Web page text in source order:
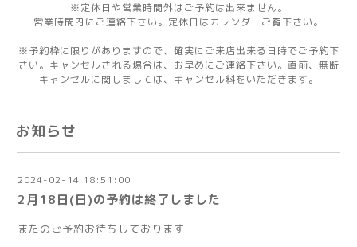
※定休日や営業時間外はご予約は出来ません。
営業時間内にご連絡下さい。定休日はカレンダーご覧下さい。
※予約枠に限りがありますので、確実にご来店出来る日時でご予約下
さい。キャンセルされる場合は、お早めにご連絡下さい。直前、無断
キャンセルに関しましては、キャンセル料をいただきます。
お知らせ
2024-02-14 18:51:00
2月18日(日)の予約は終了しました
またのご予約お待ちしております